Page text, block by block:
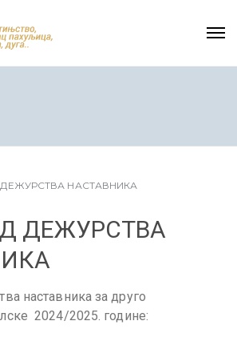
НАСТАВНИКА
ДЕЖУРСТВА
наставника за друго
2024/2025. године: